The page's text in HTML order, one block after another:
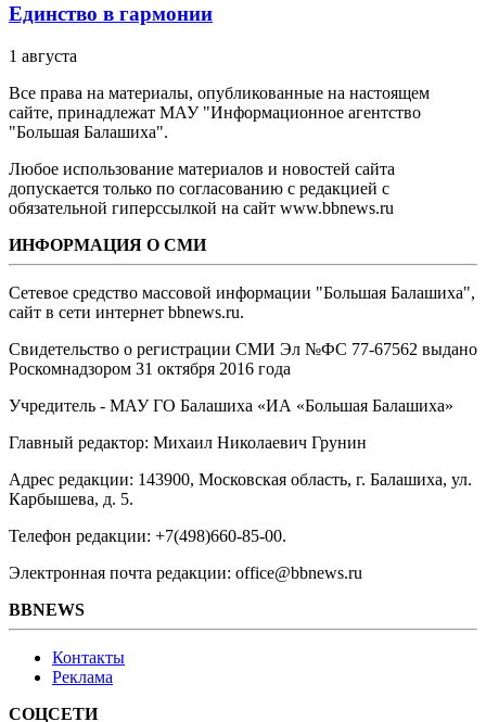
Единство в гармонии
1 августа
Все права на материалы, опубликованные на настоящем
сайте, принадлежат МАУ "Информационное агентство
"Большая Балашиха".
Любое использование материалов и новостей сайта
допускается только по согласованию с редакцией с
обязательной гиперссылкой на сайт www.bbnews.ru
ИНФОРМАЦИЯ О СМИ
Сетевое средство массовой информации "Большая Балашиха",
сайт в сети интернет bbnews.ru.
Свидетельство о регистрации СМИ Эл №ФС ‎77-67562 выдано
Роскомнадзором 31 октября 2016 года
Учредитель - МАУ ГО Балашиха «ИА «Большая Балашиха»
Главный редактор: Михаил Николаевич Грунин
Адрес редакции: 143900, Московская область, г. Балашиха, ул.
Карбышева, д. 5.
Телефон редакции: +7(498)660-85-00.
Электронная почта редакции: office@bbnews.ru
BBNEWS
Контакты
Реклама
СОЦСЕТИ